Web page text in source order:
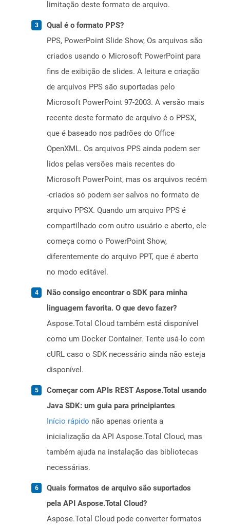
limitação deste formato de arquivo.
Qual é o formato PPS?
PPS, PowerPoint Slide Show, Os arquivos são
criados usando o Microsoft PowerPoint para
fins de exibição de slides. A leitura e criação
de arquivos PPS são suportadas pelo
Microsoft PowerPoint 97-2003. A versão mais
recente deste formato de arquivo é o PPSX,
que é baseado nos padrões do Office
OpenXML. Os arquivos PPS ainda podem ser
lidos pelas versões mais recentes do
Microsoft PowerPoint, mas os arquivos recém
-criados só podem ser salvos no formato de
arquivo PPSX. Quando um arquivo PPS é
compartilhado com outro usuário e aberto, ele
começa como o PowerPoint Show,
diferentemente do arquivo PPT, que é aberto
no modo editável.
Não consigo encontrar o SDK para minha
linguagem favorita. O que devo fazer?
Aspose.Total Cloud também está disponível
como um Docker Container. Tente usá-lo com
cURL caso o SDK necessário ainda não esteja
disponível.
Começar com APIs REST Aspose.Total usando
Java SDK: um guia para principiantes
Início rápido não apenas orienta a
inicialização da API Aspose.Total Cloud, mas
também ajuda na instalação das bibliotecas
necessárias.
Quais formatos de arquivo são suportados
pela API Aspose.Total Cloud?
Aspose.Total Cloud pode converter formatos